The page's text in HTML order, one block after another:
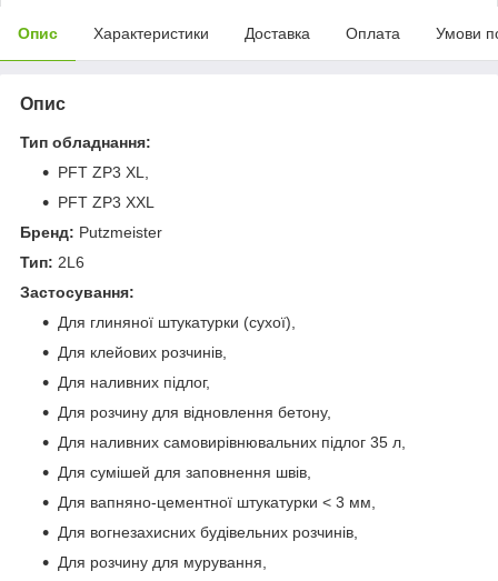
Опис Характеристики Доставка Оплата Умови
Опис
Тип обладнання:
PFT ZP3 ХL,
PFT ZP3 ХХL
Бренд: Putzmeister
Тип: 2L6
Застосування:
Для глиняної штукатурки (сухої),
Для клейових розчинів,
Для наливних підлог,
Для розчину для відновлення бетону,
Для наливних самовирівнювальних підлог 35 л,
Для сумішей для заповнення швів,
Для вапняно-цементної штукатурки < 3 мм,
Для вогнезахисних будівельних розчинів,
Для розчину для мурування,